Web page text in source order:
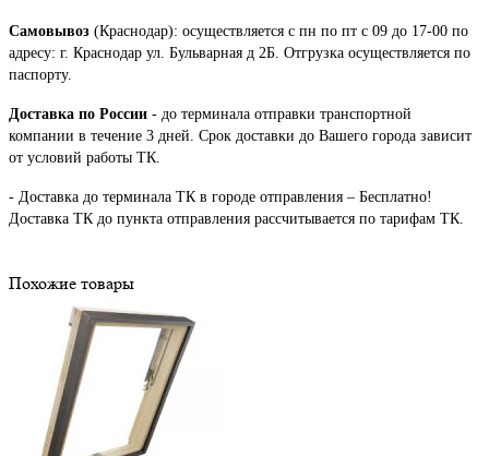
Самовывоз (Краснодар): осуществляется с пн по пт с 09 до 17-00 по
адресу: г. Краснодар ул. Бульварная д 2Б. Отгрузка осуществляется по
паспорту.
Доставка по России - до терминала отправки транспортной
компании в течение 3 дней. Срок доставки до Вашего города зависит
от условий работы ТК.
- Доставка до терминала ТК в городе отправления – Бесплатно!
Доставка ТК до пункта отправления рассчитывается по тарифам ТК.
Похожие товары